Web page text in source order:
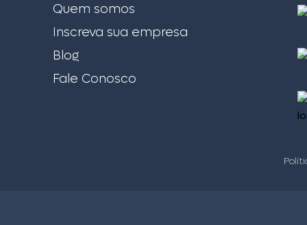
Quem somos
Inscreva sua empresa
Blog
Fale Conosco